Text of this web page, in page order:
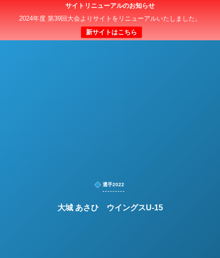
サイトリニューアルのお知らせ
2024年度 第39回大会よりサイトをリニューアルいたしました。
新サイトはこちら
日本クラブユースサッカー選手権（U-15）大会
選手2022
大城 あさひ ウイングスU-15